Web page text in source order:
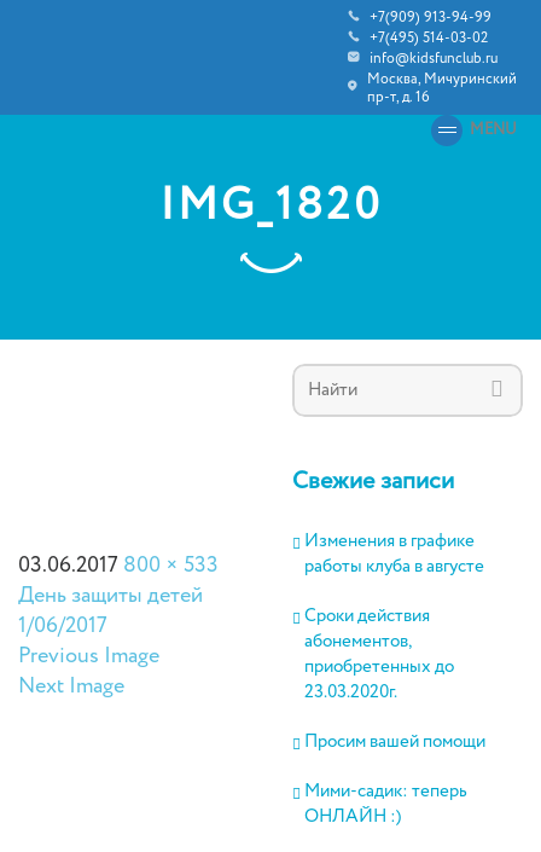
+7(909) 913-94-99
+7(495) 514-03-02
info@kidsfunclub.ru
Москва, Мичуринский
пр-т, д. 16
MENU
IMG_1820
03.06.2017 800 × 533
День защиты детей
1/06/2017
Previous Image
Next Image
Свежие записи
Изменения в графике
работы клуба в августе
Сроки действия
абонементов,
приобретенных до
23.03.2020г.
Просим вашей помощи
Мими-садик: теперь
ОНЛАЙН :)